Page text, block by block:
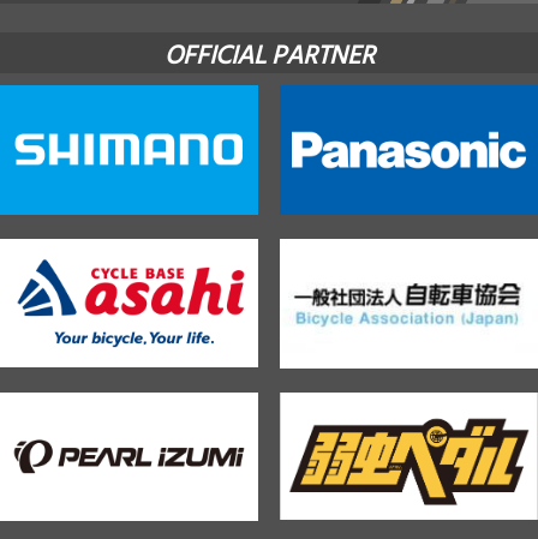
OFFICIAL PARTNER